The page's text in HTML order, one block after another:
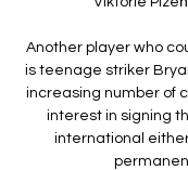
Another player who
is teenage striker
increasing number of
interest in signing
international